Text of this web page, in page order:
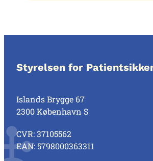
Styrelsen for
Islands Brygge 67
2300 København S
CVR: 37105562
EAN: 5798000363311